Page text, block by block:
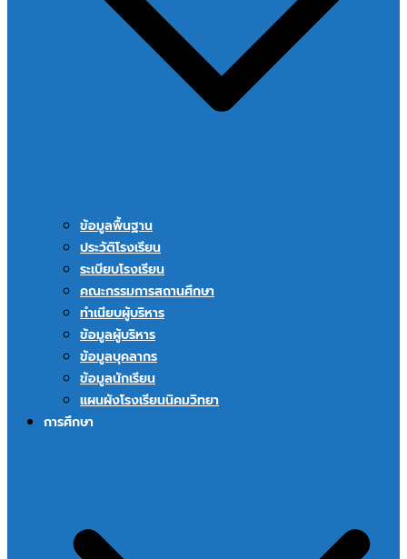
ข้อมูลพื้นฐาน
ประวัติโรงเรียน
ระเบียบโรงเรียน
คณะกรรมการสถานศึกษา
ทำเนียบผู้บริหาร
ข้อมูลผู้บริหาร
ข้อมูลบุคลากร
ข้อมูลนักเรียน
แผนผังโรงเรียนนิคมวิทยา
การศึกษา